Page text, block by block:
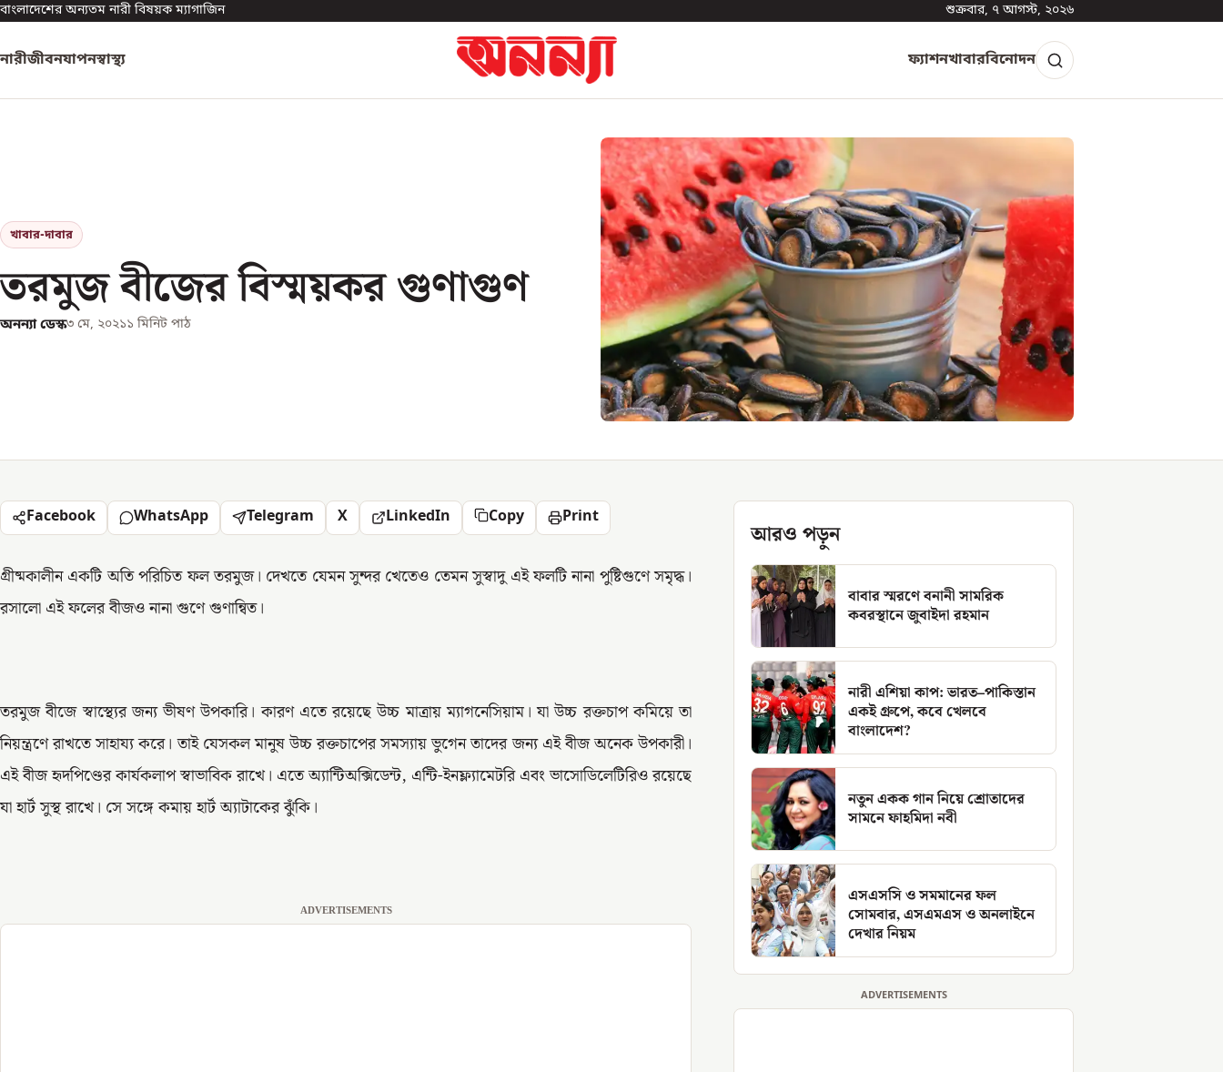
বাংলাদেশের অন্যতম নারী বিষয়ক ম্যাগাজিন শুক্রবার, ৭ আগস্ট, ২০২৬
নারীজীবনযাপনস্বাস্থ্য ফ্যাশনখাবারবিনোদন
খাবার-দাবার
তরমুজ বীজের বিস্ময়কর গুণাগুণ
অনন্যা ডেস্ক৩ মে, ২০২১১ মিনিট পাঠ
Facebook WhatsApp Telegram X LinkedIn Copy Print
গ্রীষ্মকালীন একটি অতি পরিচিত ফল তরমুজ। দেখতে যেমন সুন্দর খেতেও তেমন সুস্বাদু এই ফলটি নানা পুষ্টিগুণে সমৃদ্ধ।
রসালো এই ফলের বীজও নানা গুণে গুণান্বিত।
তরমুজ বীজে স্বাস্থ্যের জন্য ভীষণ উপকারি। কারণ এতে রয়েছে উচ্চ মাত্রায় ম্যাগনেসিয়াম। যা উচ্চ রক্তচাপ কমিয়ে তা
নিয়ন্ত্রণে রাখতে সাহায্য করে। তাই যেসকল মানুষ উচ্চ রক্তচাপের সমস্যায় ভুগেন তাদের জন্য এই বীজ অনেক উপকারী।
এই বীজ হৃদপিণ্ডের কার্যকলাপ স্বাভাবিক রাখে। এতে অ্যান্টিঅক্সিডেন্ট, এন্টি-ইনফ্ল্যামেটরি এবং ভাসোডিলেটিরিও রয়েছে
যা হার্ট সুস্থ রাখে। সে সঙ্গে কমায় হার্ট অ্যাটাকের ঝুঁকি।
ADVERTISEMENTS
আরও পড়ুন
বাবার স্মরণে বনানী সামরিক
কবরস্থানে জুবাইদা রহমান
নারী এশিয়া কাপ: ভারত–পাকিস্তান
একই গ্রুপে, কবে খেলবে
বাংলাদেশ?
নতুন একক গান নিয়ে শ্রোতাদের
সামনে ফাহমিদা নবী
এসএসসি ও সমমানের ফল
সোমবার, এসএমএস ও অনলাইনে
দেখার নিয়ম
ADVERTISEMENTS